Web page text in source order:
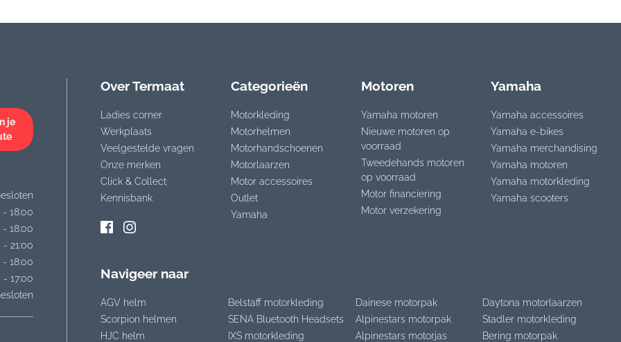
je
- 18:00
- 18:00
- 21:00
- 18:00
- 17:00
Over Termaat
Ladies corner
Werkplaats
Veelgestelde vragen
Onze merken
Click & Collect
Kennisbank
Categorieën
Motorkleding
Motorhelmen
Motorhandschoenen
Motorlaarzen
Motor accessoires
Outlet
Yamaha
Motoren
Yamaha motoren
Nieuwe motoren op
voorraad
Tweedehands motoren
op voorraad
Motor financiering
Motor verzekering
Yamaha
Yamaha accessoires
Yamaha e-bikes
Yamaha merchandising
Yamaha motoren
Yamaha motorkleding
Yamaha scooters
Navigeer naar
AGV helm
Scorpion helmen
HJC helm
Belstaff motorkleding
SENA Bluetooth Headsets
IXS motorkleding
Dainese motorpak
Alpinestars motorpak
Alpinestars motorjas
Daytona motorlaarzen
Stadler motorkleding
Bering motorpak